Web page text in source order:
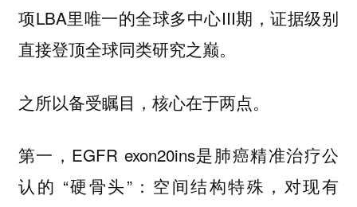
项LBA里唯一的全球多中心III期，证据级别
直接登顶全球同类研究之巅。
之所以备受瞩目，核心在于两点。
第一，EGFR exon20ins是肺癌精准治疗公
认的 “硬骨头”：空间结构特殊，对现有